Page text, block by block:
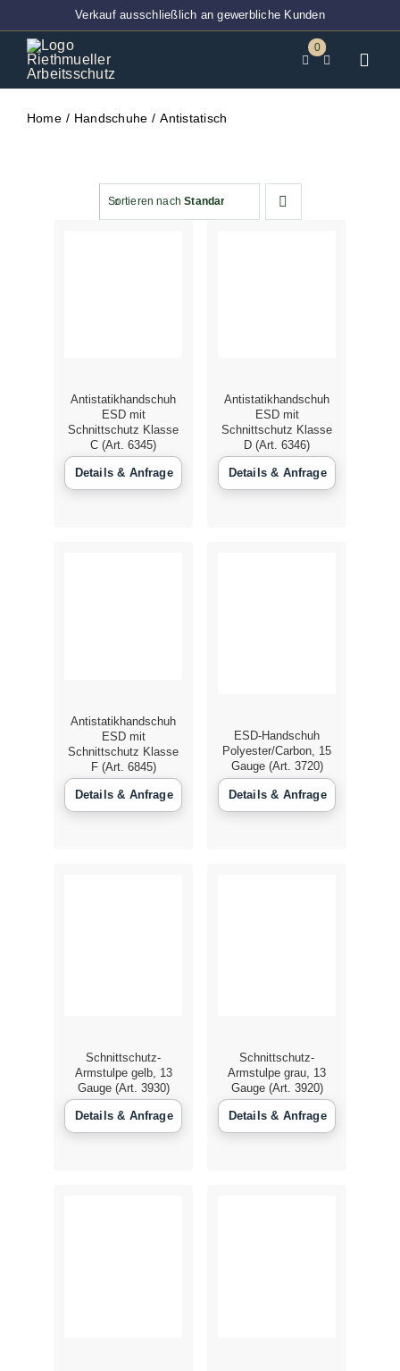
Inhalt
springen
Verkauf ausschließlich an gewerbliche Kunden
0
Home Handschuhe Antistatisch
Sortieren nachStandardsortierung
Antistatikhandschuh
ESD mit
Schnittschutz Klasse
C (Art. 6345)
Antistatikhandschuh
ESD mit
Schnittschutz Klasse
D (Art. 6346)
Antistatikhandschuh
ESD mit
Schnittschutz Klasse
F (Art. 6845)
ESD-Handschuh
Polyester/Carbon, 15
Gauge (Art. 3720)
Schnittschutz-
Armstulpe gelb, 13
Gauge (Art. 3930)
Schnittschutz-
Armstulpe grau, 13
Gauge (Art. 3920)